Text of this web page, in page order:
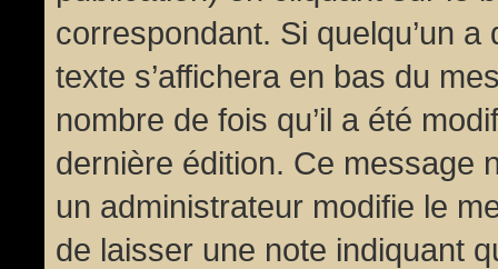
correspondant. Si quelqu’un
texte s’affichera en bas du
nombre de fois qu’il a été
dernière édition. Ce message
un administrateur modifie le
de laisser une note indiquant